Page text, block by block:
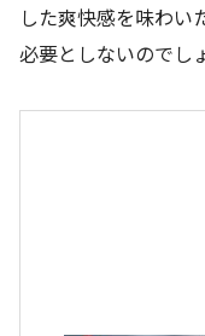
した爽快感を味わい
必要としないのでし